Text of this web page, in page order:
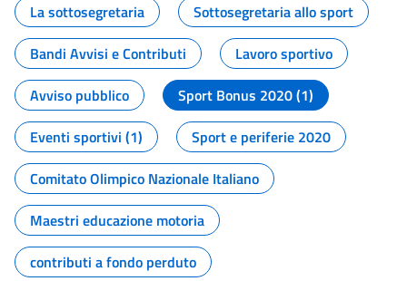
La sottosegretaria
Sottosegretaria allo sport
Bandi Avvisi e Contributi
Lavoro sportivo
Avviso pubblico
Sport Bonus 2020 (1)
Eventi sportivi (1)
Sport e periferie 2020
Comitato Olimpico Nazionale Italiano
Maestri educazione motoria
contributi a fondo perduto